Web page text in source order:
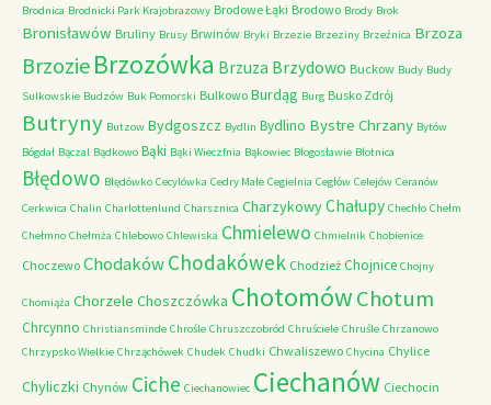
Brodnica Brodnicki Park Krajobrazowy Brodowe Łąki Brodowo Brody Brok
Bronisławów Bruliny Brusy Brwinów Bryki Brzezie Brzeziny Brzeźnica Brzoza
Brzozie Brzozówka Brzuza Brzydowo Buckow Budy Budy
Sulkowskie Budzów Buk Pomorski Bulkowo Burdąg Burg Busko Zdrój
Butryny Butzow Bydgoszcz Bydlin Bydlino Bystre Chrzany Bytów
Bógdał Bączal Bądkowo Bąki Bąki Wieczfnia Bąkowiec Błogosławie Błotnica
Błędowo Błędówko Cecylówka Cedry Małe Cegielnia Cegłów Celejów Ceranów
Cerkwica Chalin Charlottenlund Charsznica CharzykowyChałupy Chechło Chełm
Chełmno Chełmża Chlebowo Chlewiska Chmielewo Chmielnik Chobienice
Choczewo ChodakówChodakówek Chodzież Chojnice Chojny
Chomiąża Chorzele Choszczówka ChotomówChotum
Chrcynno Christiansminde Chrośle Chruszczobród Chruściele Chruśle Chrzanowo
Chrzypsko Wielkie Chrząchówek Chudek Chudki Chwaliszewo Chycina Chylice
Chyliczki Chynów Ciche Ciechanowiec Ciechanów Ciechocin